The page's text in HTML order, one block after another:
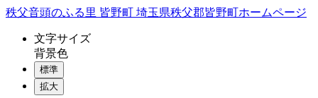
コ
秩父音頭のふる里 皆野町 埼玉県秩父郡皆野町ホームページ
文字サイズ
背景色
標準
拡大